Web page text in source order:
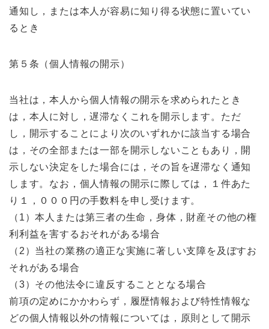
通知し，または本人が容易に知り得る状態に置いてい
るとき
第５条（個人情報の開示）
当社は，本人から個人情報の開示を求められたとき
は，本人に対し，遅滞なくこれを開示します。ただ
し，開示することにより次のいずれかに該当する場合
は，その全部または一部を開示しないこともあり，開
示しない決定をした場合には，その旨を遅滞なく通知
します。なお，個人情報の開示に際しては，１件あた
り１，０００円の手数料を申し受けます。
（1）本人または第三者の生命，身体，財産その他の権
利利益を害するおそれがある場合
（2）当社の業務の適正な実施に著しい支障を及ぼすお
それがある場合
（3）その他法令に違反することとなる場合
前項の定めにかかわらず，履歴情報および特性情報な
どの個人情報以外の情報については，原則として開示